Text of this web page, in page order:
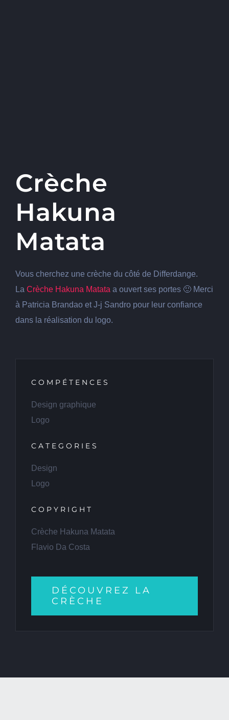
Crèche
Hakuna
Matata
Vous cherchez une crèche du côté de Differdange.
La Crèche Hakuna Matata a ouvert ses portes 🙂 Merci
à Patricia Brandao et J-j Sandro pour leur confiance
dans la réalisation du logo.
COMPÉTENCES
Design graphique
Logo
CATEGORIES
Design
Logo
COPYRIGHT
Crèche Hakuna Matata
Flavio Da Costa
DÉCOUVREZ LA
CRÈCHE